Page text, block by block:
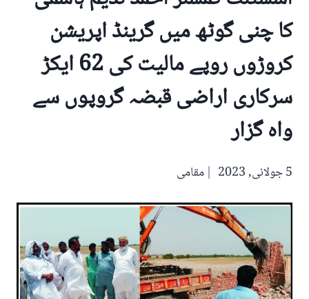
کا چنی گوٹھ میں گرینڈ اپریشن
کروڑوں روپے مالیت کی 62 ایکڑ
سرکاری اراضی قبضہ گروپوں سے
واہ گزار
5 جولائی, 2023 مقامی